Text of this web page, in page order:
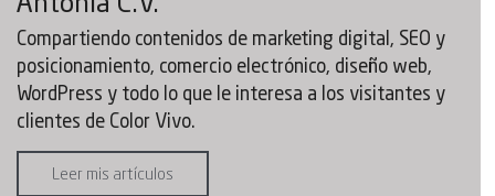
Compartiendo contenidos de marketing digital, SEO y
posicionamiento, comercio electrónico, diseño web,
WordPress y todo lo que le interesa a los visitantes y
clientes de Color Vivo.
Leer mis artículos